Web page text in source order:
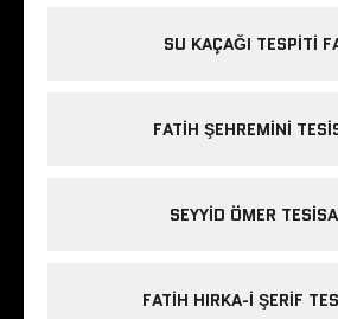
SU KAÇAĞI TESPITI
FATIH ŞEHREMINI
SEYYID ÖMER
FATIH HIRKA-I ŞERIF